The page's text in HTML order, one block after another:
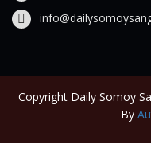
Copyright Daily Somoy
By